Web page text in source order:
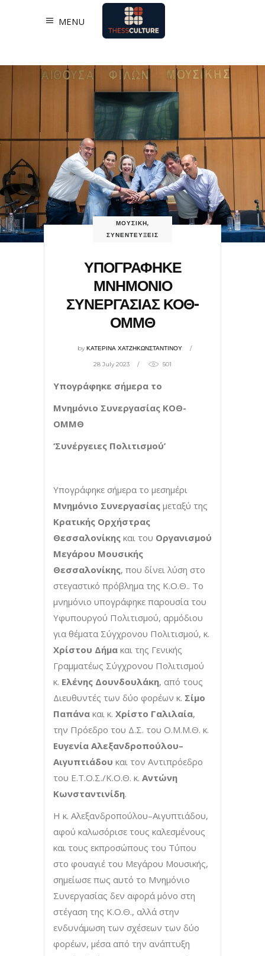
MENU
ΜΟΥΣΙΚΗ,
ΣΥΝΕΝΤΕΥΞΕΙΣ
ΥΠΟΓΡΑΦΗΚΕ
ΜΝΗΜΟΝΙΟ
ΣΥΝΕΡΓΑΣΙΑΣ ΚΟΘ-
ΟΜΜΘ
byΚΑΤΕΡΙΝΑ ΧΑΤΖΗΚΩΝΣΤΑΝΤΙΝΟΥ
28 July 2023 501
Υπογράφηκε σήμερα το
Μνημόνιο Συνεργασίας ΚΟΘ-
ΟΜΜΘ
‘Συνέργειες Πολιτισμού’
Υπογράφηκε σήμερα το μεσημέρι
Μνημόνιο Συνεργασίας μεταξύ της
Κρατικής Ορχήστρας
Θεσσαλονίκης και του Οργανισμού
Μεγάρου Μουσικής
Θεσσαλονίκης, που δίνει λύση στο
στεγαστικό πρόβλημα της Κ.Ο.Θ.. Το
μνημόνιο υπογράφηκε παρουσία του
Υφυπουργού Πολιτισμού, αρμόδιου
για θέματα Σύγχρονου Πολιτισμού, κ.
Χρίστου Δήμα και της Γενικής
Γραμματέως Σύγχρονου Πολιτισμού
κ. Ελένης Δουνδουλάκη, από τους
Διευθυντές των δύο φορέων κ. Σίμο
Παπάνα και κ. Χρίστο Γαλιλαία,
την Πρόεδρο του Δ.Σ. του Ο.Μ.Μ.Θ. κ.
Ευγενία Αλεξανδροπούλου–
Αιγυπτιάδου και τον Αντιπρόεδρο
του Ε.Τ.Ο.Σ./Κ.Ο.Θ. κ. Αντώνη
Κωνσταντινίδη.
Η κ. Αλεξανδροπούλου–Αιγυπτιάδου,
αφού καλωσόρισε τους καλεσμένους
και τους εκπροσώπους του Τύπου
στο φουαγιέ του Μεγάρου Μουσικής,
σημείωσε πως αυτό το Μνημόνιο
Συνεργασίας δεν αφορά μόνο στη
στέγαση της Κ.Ο.Θ., αλλά στην
ενδυνάμωση των σχέσεων των δύο
φορέων, μέσα από την ανάπτυξη